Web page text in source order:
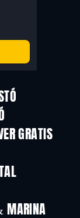
GRATIS
MARINA